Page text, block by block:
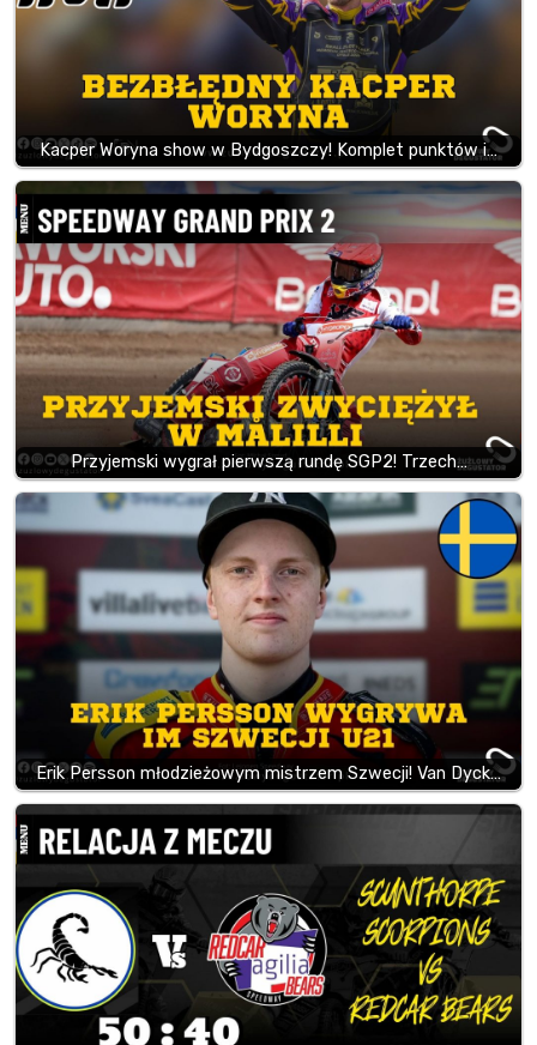
Kacper Woryna show w Bydgoszczy! Komplet punktów i…
Przyjemski wygrał pierwszą rundę SGP2! Trzech…
Erik Persson młodzieżowym mistrzem Szwecji! Van Dyck…